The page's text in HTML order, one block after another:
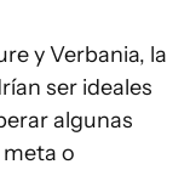
y Verbania, la
ser ideales
algunas
o